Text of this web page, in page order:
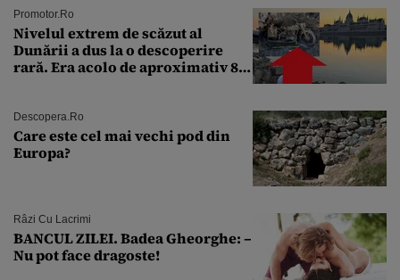
Promotor.ro
Nivelul extrem de scăzut al
Dunării a dus la o descoperire
rară. Era acolo de aproximativ 80
Descopera.ro
Care este cel mai vechi pod din
Europa?
Râzi Cu Lacrimi
BANCUL ZILEI. Badea Gheorghe: –
Nu pot face dragoste!